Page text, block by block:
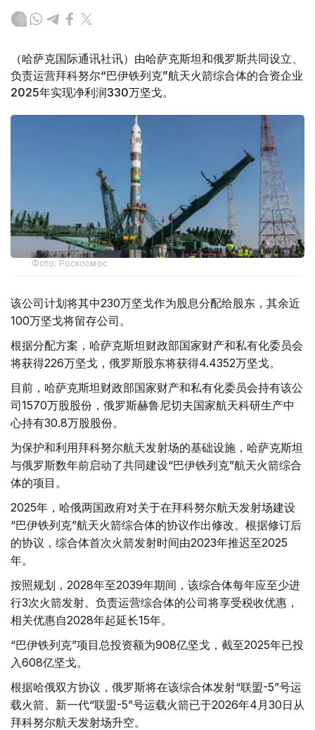
（哈萨克国际通讯社讯）由哈萨克斯坦和俄罗斯共同设立、
负责运营拜科努尔“巴伊铁列克”航天火箭综合体的合资企业
2025年实现净利润330万坚戈。
Фото: Роскосмос
该公司计划将其中230万坚戈作为股息分配给股东，其余近
100万坚戈将留存公司。
根据分配方案，哈萨克斯坦财政部国家财产和私有化委员会
将获得226万坚戈，俄罗斯股东将获得4.4352万坚戈。
目前，哈萨克斯坦财政部国家财产和私有化委员会持有该公
司1570万股股份，俄罗斯赫鲁尼切夫国家航天科研生产中
心持有30.8万股股份。
为保护和利用拜科努尔航天发射场的基础设施，哈萨克斯坦
与俄罗斯数年前启动了共同建设“巴伊铁列克”航天火箭综合
体的项目。
2025年，哈俄两国政府对关于在拜科努尔航天发射场建设
“巴伊铁列克”航天火箭综合体的协议作出修改。根据修订后
的协议，综合体首次火箭发射时间由2023年推迟至2025
年。
按照规划，2028年至2039年期间，该综合体每年应至少进
行3次火箭发射。负责运营综合体的公司将享受税收优惠，
相关优惠自2028年起延长15年。
“巴伊铁列克”项目总投资额为908亿坚戈，截至2025年已投
入608亿坚戈。
根据哈俄双方协议，俄罗斯将在该综合体发射“联盟-5”号运
载火箭。新一代“联盟-5”号运载火箭已于2026年4月30日从
拜科努尔航天发射场升空。